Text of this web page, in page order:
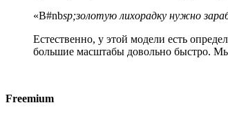
«В#nbsp;золотую лихорадку нужно
Естественно, у этой модели есть
большие масштабы довольно быстро.
Freemium